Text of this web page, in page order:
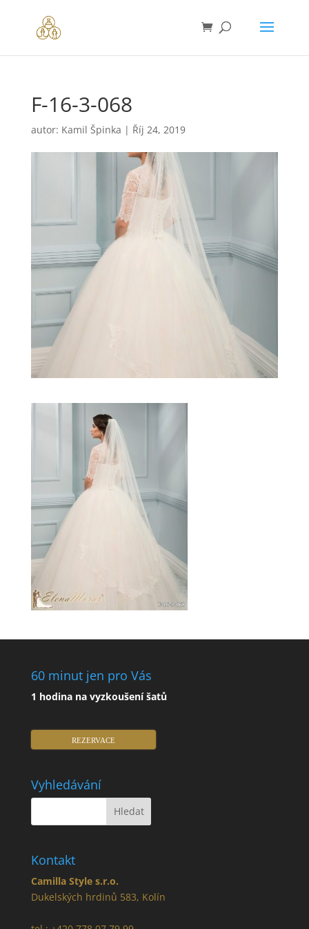
F-16-3-068
autor: Kamil Špinka | Říj 24, 2019
60 minut jen pro Vás
1 hodina na vyzkoušení šatů
REZERVACE
Vyhledávání
Kontakt
Camilla Style s.r.o.
Dukelských hrdinů 583, Kolín